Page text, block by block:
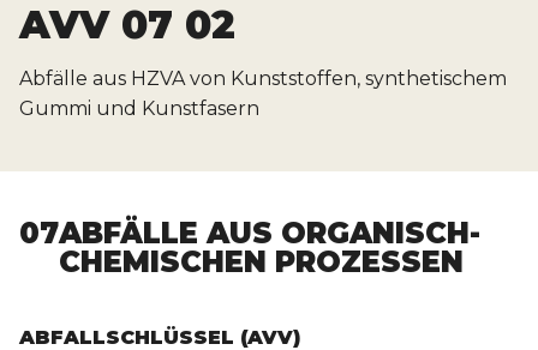
AVV 07 02
Abfälle aus HZVA von Kunststoffen, synthetischem
Gummi und Kunstfasern
07ABFÄLLE AUS ORGANISCH-
CHEMISCHEN PROZESSEN
ABFALLSCHLÜSSEL (AVV)